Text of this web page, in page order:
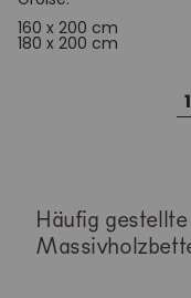
160 x 200 cm
180 x 200 cm
1
Häufig